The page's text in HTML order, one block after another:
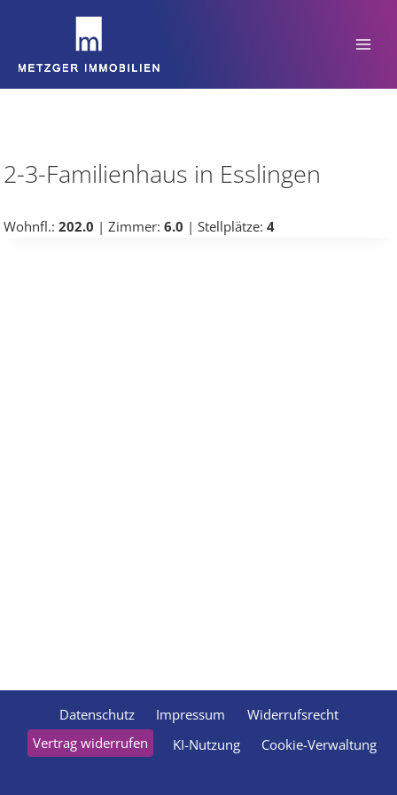
2-3-Familienhaus in Esslingen
Wohnfl.: 202.0 | Zimmer: 6.0 | Stellplätze: 4
Datenschutz Impressum
Widerrufsrecht
Vertrag widerrufen
KI-Nutzung Cookie-Verwaltung